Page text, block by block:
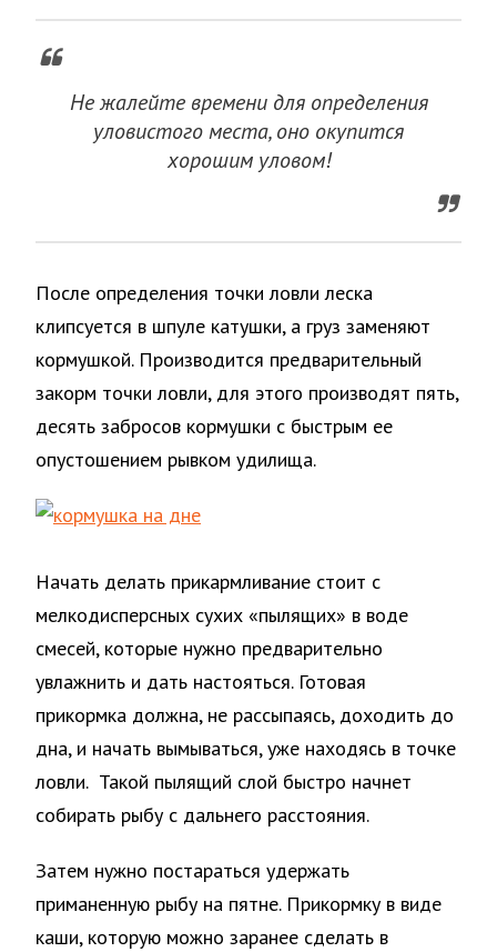
Не жалейте времени для определения
уловистого места, оно окупится
хорошим уловом!
После определения точки ловли леска
клипсуется в шпуле катушки, а груз заменяют
кормушкой. Производится предварительный
закорм точки ловли, для этого производят пять,
десять забросов кормушки с быстрым ее
опустошением рывком удилища.
Начать делать прикармливание стоит с
мелкодисперсных сухих «пылящих» в воде
смесей, которые нужно предварительно
увлажнить и дать настояться. Готовая
прикормка должна, не рассыпаясь, доходить до
дна, и начать вымываться, уже находясь в точке
ловли. Такой пылящий слой быстро начнет
собирать рыбу с дальнего расстояния.
Затем нужно постараться удержать
приманенную рыбу на пятне. Прикормку в виде
каши, которую можно заранее сделать в